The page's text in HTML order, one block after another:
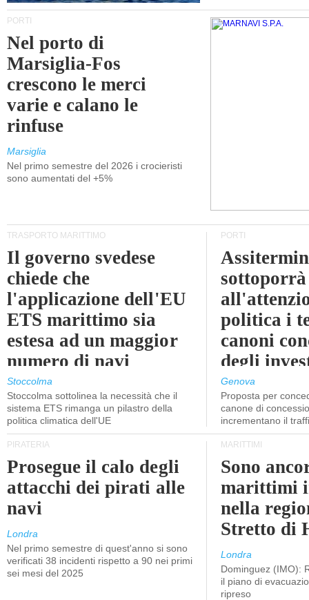
PORTI
Nel porto di
Marsiglia-Fos
crescono le merci
varie e calano le
rinfuse
Marsiglia
Nel primo semestre del 2026 i crocieristi
sono aumentati del +5%
TRASPORTO MARITTIMO
Il governo svedese
chiede che
l'applicazione dell'EU
ETS marittimo sia
estesa ad un maggior
numero di navi
Stoccolma
Stoccolma sottolinea la necessità che il
sistema ETS rimanga un pilastro della
politica climatica dell'UE
PORTI
sottoporrà
politica i
canoni
degli
Genova
Proposta per
canone di
incrementano il
PIRATERIA
Prosegue il calo degli
attacchi dei pirati alle
navi
Londra
Nel primo semestre di quest'anno si sono
verificati 38 incidenti rispetto a 90 nei primi
sei mesi del 2025
MARITTIMI
Sono
marittimi
nella
Stretto di
Londra
Dominguez (IMO):
il piano di
ripreso